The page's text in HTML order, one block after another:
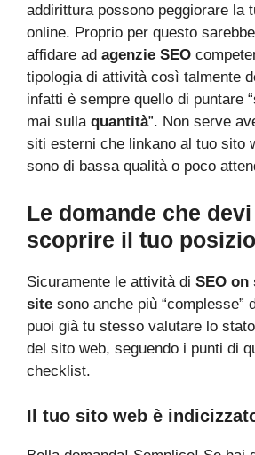
addirittura possono peggiorare la
online. Proprio per questo
affidare ad agenzie SEO
tipologia di attività così talmente
infatti è sempre quello di puntare
mai sulla quantità”. Non serve
siti esterni che linkano al tuo sito
sono di bassa qualità o poco
Le domande che
scoprire il tuo
Sicuramente le attività di SEO on
site sono anche più “complesse”
puoi già tu stesso valutare lo
del sito web, seguendo i punti di
checklist.
Il tuo sito web è